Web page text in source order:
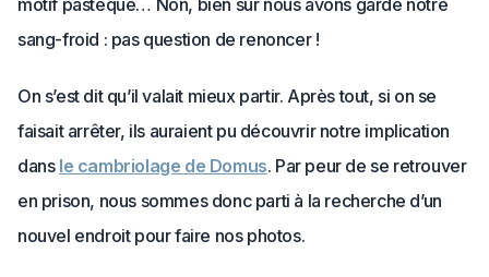
motif pastèque… Non, bien sûr nous avons gardé notre
sang-froid : pas question de renoncer !
On s’est dit qu’il valait mieux partir. Après tout, si on se
faisait arrêter, ils auraient pu découvrir notre implication
dans le cambriolage de Domus. Par peur de se retrouver
en prison, nous sommes donc parti à la recherche d’un
nouvel endroit pour faire nos photos.